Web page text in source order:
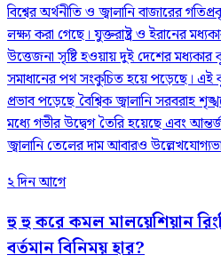
বিশ্বের অর্থনীতি ও জ্বালানি বাজারের
লক্ষ্য করা গেছে। যুক্তরাষ্ট্র ও ইরানের
উত্তেজনা সৃষ্টি হওয়ায় দুই দেশের
সমাধানের পথ সংকুচিত হয়ে পড়েছে। এই
প্রভাব পড়েছে বৈশ্বিক জ্বালানি সরবরাহ
মধ্যে গভীর উদ্বেগ তৈরি হয়েছে এবং
জ্বালানি তেলের দাম আবারও
২ দিন আগে
হু হু করে কমল মালয়েশিয়ান
বর্তমান বিনিময় হার?